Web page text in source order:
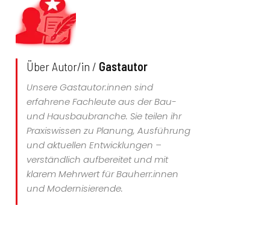
Über Autor/in / Gastautor
Unsere Gastautor:innen sind
erfahrene Fachleute aus der Bau-
und Hausbaubranche. Sie teilen ihr
Praxiswissen zu Planung, Ausführung
und aktuellen Entwicklungen –
verständlich aufbereitet und mit
klarem Mehrwert für Bauherr:innen
und Modernisierende.